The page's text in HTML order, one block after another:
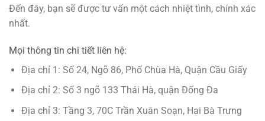
Đến đây, bạn sẽ được tư vấn một cách nhiệt tình, chính xác
nhất.
Mọi thông tin chi tiết liên hệ:
Địa chỉ 1: Số 24, Ngõ 86, Phố Chùa Hà, Quận Cầu Giấy
Địa chỉ 2: Số 3 ngõ 133 Thái Hà, quận Đống Đa
Địa chỉ 3: Tầng 3, 70C Trần Xuân Soạn, Hai Bà Trưng